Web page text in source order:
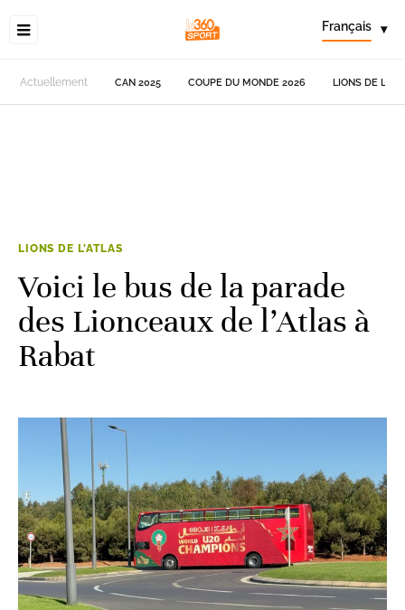
Français ▾
Actuellement CAN 2025 COUPE DU MONDE 2026 LIONS DE
LIONS DE L'ATLAS
Voici le bus de la parade
des Lionceaux de l’Atlas à
Rabat